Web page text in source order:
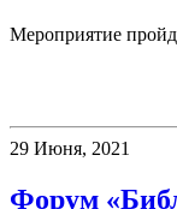
Мероприятие
29 Июня, 2021
Форум